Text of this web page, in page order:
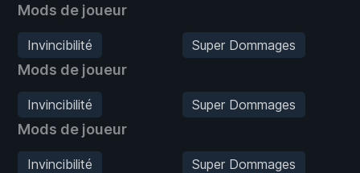
Mods de joueur
Invincibilité Super Dommages
Mods de joueur
Invincibilité Super Dommages
Mods de joueur
Invincibilité Super Dommages